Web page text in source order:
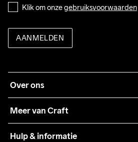
Klik om onze gebruiksvoorwaarden
AANMELDEN
Over ons
Meer van Craft
Hulp & informatie